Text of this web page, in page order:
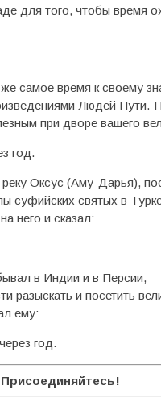
для того, чтобы время
самое время к своему
Людей Пути.
при дворе вашего
год.
Оксус (Аму-Дарья),
суфийских святых в
него и сказал:
в Индии и в Персии,
разыскать и посетить
ему:
год.
Присоединяйтесь!